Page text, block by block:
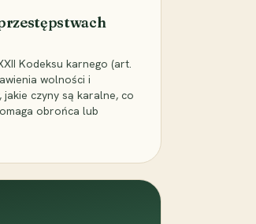
Kodeksu karnego (art.
wolności i
jakie czyny są karalne, co
obrońca lub